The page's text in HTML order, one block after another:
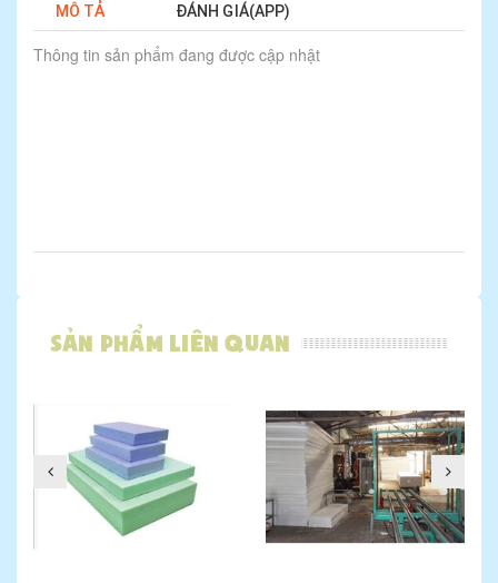
MÔ TẢ ĐÁNH GIÁ(APP)
Thông tin sản phẩm đang được cập nhật
Sản phẩm liên quan